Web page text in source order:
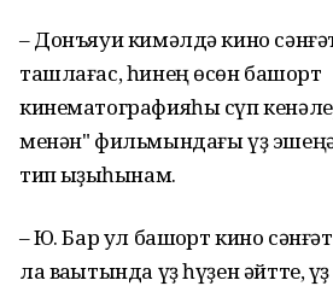
– Донъяуи кимәлдә кино
ташлағас, һинең өсөн башҡорт
кинематографияһы сүп
менән" фильмындағы үҙ эшеңә
тип ҡыҙыҡһынам.
– Юҡ. Бар ул башҡорт кино
ла ваҡытында үҙ һүҙен әйтте,